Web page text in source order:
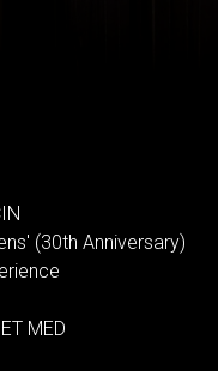
(30th Anniversary)
MED